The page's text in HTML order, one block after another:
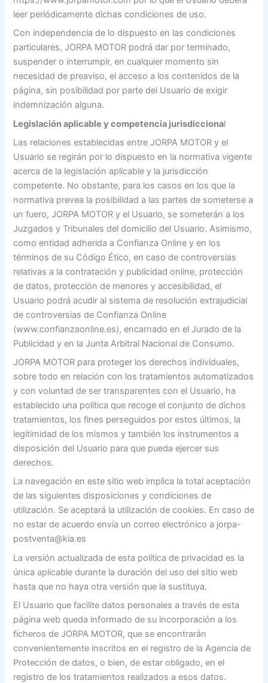
leer periódicamente dichas condiciones de uso.
Con independencia de lo dispuesto en las condiciones
particulares, JORPA MOTOR podrá dar por terminado,
suspender o interrumpir, en cualquier momento sin
necesidad de preaviso, el acceso a los contenidos de la
página, sin posibilidad por parte del Usuario de exigir
indemnización alguna.
Legislación aplicable y competencia jurisdiccional
Las relaciones establecidas entre JORPA MOTOR y el
Usuario se regirán por lo dispuesto en la normativa vigente
acerca de la legislación aplicable y la jurisdicción
competente. No obstante, para los casos en los que la
normativa prevea la posibilidad a las partes de someterse a
un fuero, JORPA MOTOR y el Usuario, se someterán a los
Juzgados y Tribunales del domicilio del Usuario. Asimismo,
como entidad adherida a Confianza Online y en los
términos de su Código Ético, en caso de controversias
relativas a la contratación y publicidad online, protección
de datos, protección de menores y accesibilidad, el
Usuario podrá acudir al sistema de resolución extrajudicial
de controversias de Confianza Online
(www.confianzaonline.es), encarnado en el Jurado de la
Publicidad y en la Junta Arbitral Nacional de Consumo.
JORPA MOTOR para proteger los derechos individuales,
sobre todo en relación con los tratamientos automatizados
y con voluntad de ser transparentes con el Usuario, ha
establecido una política que recoge el conjunto de dichos
tratamientos, los fines perseguidos por estos últimos, la
legitimidad de los mismos y también los instrumentos a
disposición del Usuario para que pueda ejercer sus
derechos.
La navegación en este sitio web implica la total aceptación
de las siguientes disposiciones y condiciones de
utilización. Se aceptará la utilización de cookies. En caso de
no estar de acuerdo envía un correo electrónico a jorpa-
postventa@kia.es
La versión actualizada de esta política de privacidad es la
única aplicable durante la duración del uso del sitio web
hasta que no haya otra versión que la sustituya.
El Usuario que facilite datos personales a través de esta
página web queda informado de su incorporación a los
ficheros de JORPA MOTOR, que se encontrarán
convenientemente inscritos en el registro de la Agencia de
Protección de datos, o bien, de estar obligado, en el
registro de los tratamientos realizados a esos datos.